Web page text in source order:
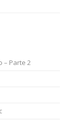
– Parte 2